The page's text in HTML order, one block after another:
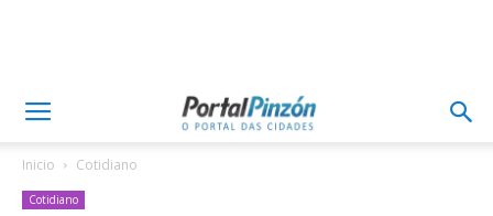
Inicio Cotidiano
Cotidiano